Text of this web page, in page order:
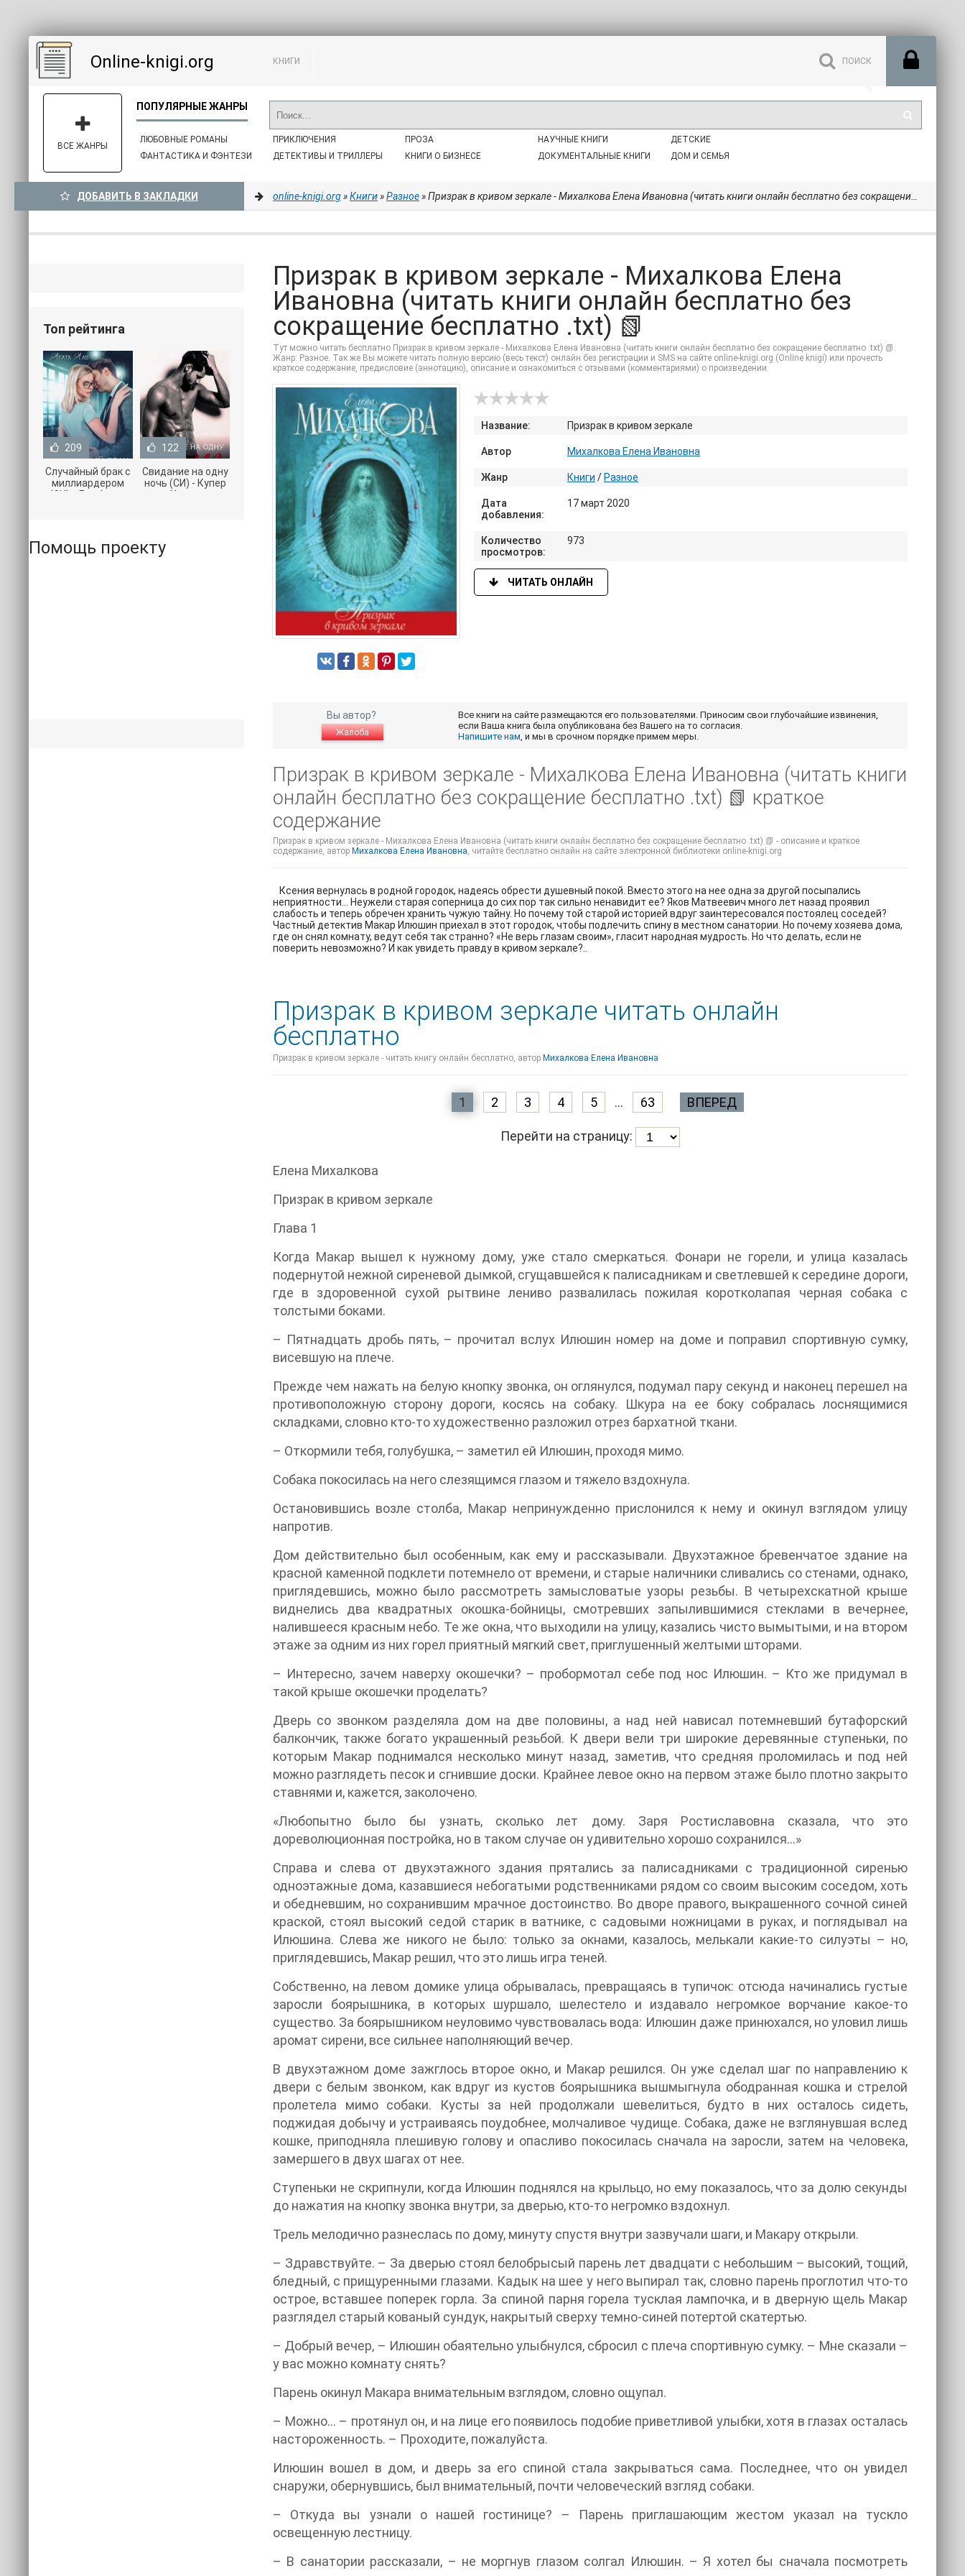
Online-knigi.org КНИГИ
ЛЮБОВНЫЕ РОМАНЫ
ФАНТАСТИКА И ФЭНТЕЗИ
ПРИКЛЮЧЕНИЯ
ДЕТЕКТИВЫ И ТРИЛЛЕРЫ
ПРОЗА
КНИГИ О БИЗНЕСЕ
НАУЧНЫЕ КНИГИ
ДОКУМЕНТАЛЬНЫЕ КНИГИ
ДЕТСКИЕ
ДОМ И СЕМЬЯ
ВСЕ ЖАНРЫ
ДОБАВИТЬ В ЗАКЛАДКИ online-knigi.org»Книги»Разное» Призрак в кривом зеркале - Михалкова Елена Ивановна (читать книги онлайн бесплатно без сокращение бесплатно .txt) 📗
Призрак в кривом зеркале - Михалкова Елена
Ивановна (читать книги онлайн бесплатно без
сокращение бесплатно .txt) 📗
Тут можно читать бесплатно Призрак в кривом зеркале - Михалкова Елена Ивановна (читать книги онлайн бесплатно без сокращение бесплатно .txt) 📗.
Жанр: Разное. Так же Вы можете читать полную версию (весь текст) онлайн без регистрации и SMS на сайте online-knigi.org (Online knigi) или прочесть
краткое содержание, предисловие (аннотацию), описание и ознакомиться с отзывами (комментариями) о произведении.
Название: Призрак в кривом зеркале
Автор Михалкова Елена Ивановна
Жанр Книги / Разное
Дата
добавления:
17 март 2020
Количество
просмотров:
973
ЧИТАТЬ ОНЛАЙН
Вы автор?
Жалоба
Все книги на сайте размещаются его пользователями. Приносим свои глубочайшие извинения,
если Ваша книга была опубликована без Вашего на то согласия.
Напишите нам, и мы в срочном порядке примем меры.
Призрак в кривом зеркале - Михалкова Елена Ивановна (читать книги
онлайн бесплатно без сокращение бесплатно .txt) 📗 краткое
содержание
Призрак в кривом зеркале - Михалкова Елена Ивановна (читать книги онлайн бесплатно без сокращение бесплатно .txt) 📗 - описание и краткое
содержание, автор Михалкова Елена Ивановна, читайте бесплатно онлайн на сайте электронной библиотеки online-knigi.org
Ксения вернулась в родной городок, надеясь обрести душевный покой. Вместо этого на нее одна за другой посыпались
неприятности… Неужели старая соперница до сих пор так сильно ненавидит ее? Яков Матвеевич много лет назад проявил
слабость и теперь обречен хранить чужую тайну. Но почему той старой историей вдруг заинтересовался постоялец соседей?
Частный детектив Макар Илюшин приехал в этот городок, чтобы подлечить спину в местном санатории. Но почему хозяева дома,
где он снял комнату, ведут себя так странно? «Не верь глазам своим», гласит народная мудрость. Но что делать, если не
поверить невозможно? И как увидеть правду в кривом зеркале?..
Призрак в кривом зеркале читать онлайн
бесплатно
Призрак в кривом зеркале - читать книгу онлайн бесплатно, автор Михалкова Елена Ивановна
1 2 3 4 5 ... 63 ВПЕРЕД
Перейти на страницу:
Елена Михалкова
Призрак в кривом зеркале
Глава 1
Когда Макар вышел к нужному дому, уже стало смеркаться. Фонари не горели, и улица казалась
подернутой нежной сиреневой дымкой, сгущавшейся к палисадникам и светлевшей к середине дороги,
где в здоровенной сухой рытвине лениво развалилась пожилая коротколапая черная собака с
толстыми боками.
– Пятнадцать дробь пять, – прочитал вслух Илюшин номер на доме и поправил спортивную сумку,
висевшую на плече.
Прежде чем нажать на белую кнопку звонка, он оглянулся, подумал пару секунд и наконец перешел на
противоположную сторону дороги, косясь на собаку. Шкура на ее боку собралась лоснящимися
складками, словно кто-то художественно разложил отрез бархатной ткани.
– Откормили тебя, голубушка, – заметил ей Илюшин, проходя мимо.
Собака покосилась на него слезящимся глазом и тяжело вздохнула.
Остановившись возле столба, Макар непринужденно прислонился к нему и окинул взглядом улицу
напротив.
Дом действительно был особенным, как ему и рассказывали. Двухэтажное бревенчатое здание на
красной каменной подклети потемнело от времени, и старые наличники сливались со стенами, однако,
приглядевшись, можно было рассмотреть замысловатые узоры резьбы. В четырехскатной крыше
виднелись два квадратных окошка-бойницы, смотревших запылившимися стеклами в вечернее,
налившееся красным небо. Те же окна, что выходили на улицу, казались чисто вымытыми, и на втором
этаже за одним из них горел приятный мягкий свет, приглушенный желтыми шторами.
– Интересно, зачем наверху окошечки? – пробормотал себе под нос Илюшин. – Кто же придумал в
такой крыше окошечки проделать?
Дверь со звонком разделяла дом на две половины, а над ней нависал потемневший бутафорский
балкончик, также богато украшенный резьбой. К двери вели три широкие деревянные ступеньки, по
которым Макар поднимался несколько минут назад, заметив, что средняя проломилась и под ней
можно разглядеть песок и сгнившие доски. Крайнее левое окно на первом этаже было плотно закрыто
ставнями и, кажется, заколочено.
«Любопытно было бы узнать, сколько лет дому. Заря Ростиславовна сказала, что это
дореволюционная постройка, но в таком случае он удивительно хорошо сохранился…»
Справа и слева от двухэтажного здания прятались за палисадниками с традиционной сиренью
одноэтажные дома, казавшиеся небогатыми родственниками рядом со своим высоким соседом, хоть
и обедневшим, но сохранившим мрачное достоинство. Во дворе правого, выкрашенного сочной синей
краской, стоял высокий седой старик в ватнике, с садовыми ножницами в руках, и поглядывал на
Илюшина. Слева же никого не было: только за окнами, казалось, мелькали какие-то силуэты – но,
приглядевшись, Макар решил, что это лишь игра теней.
Собственно, на левом домике улица обрывалась, превращаясь в тупичок: отсюда начинались густые
заросли боярышника, в которых шуршало, шелестело и издавало негромкое ворчание какое-то
существо. За боярышником неуловимо чувствовалась вода: Илюшин даже принюхался, но уловил лишь
аромат сирени, все сильнее наполняющий вечер.
В двухэтажном доме зажглось второе окно, и Макар решился. Он уже сделал шаг по направлению к
двери с белым звонком, как вдруг из кустов боярышника вышмыгнула ободранная кошка и стрелой
пролетела мимо собаки. Кусты за ней продолжали шевелиться, будто в них осталось сидеть,
поджидая добычу и устраиваясь поудобнее, молчаливое чудище. Собака, даже не взглянувшая вслед
кошке, приподняла плешивую голову и опасливо покосилась сначала на заросли, затем на человека,
замершего в двух шагах от нее.
Ступеньки не скрипнули, когда Илюшин поднялся на крыльцо, но ему показалось, что за долю секунды
до нажатия на кнопку звонка внутри, за дверью, кто-то негромко вздохнул.
Трель мелодично разнеслась по дому, минуту спустя внутри зазвучали шаги, и Макару открыли.
– Здравствуйте. – За дверью стоял белобрысый парень лет двадцати с небольшим – высокий, тощий,
бледный, с прищуренными глазами. Кадык на шее у него выпирал так, словно парень проглотил что-то
острое, вставшее поперек горла. За спиной парня горела тусклая лампочка, и в дверную щель Макар
разглядел старый кованый сундук, накрытый сверху темно-синей потертой скатертью.
– Добрый вечер, – Илюшин обаятельно улыбнулся, сбросил с плеча спортивную сумку. – Мне сказали –
у вас можно комнату снять?
Парень окинул Макара внимательным взглядом, словно ощупал.
– Можно… – протянул он, и на лице его появилось подобие приветливой улыбки, хотя в глазах осталась
настороженность. – Проходите, пожалуйста.
Илюшин вошел в дом, и дверь за его спиной стала закрываться сама. Последнее, что он увидел
снаружи, обернувшись, был внимательный, почти человеческий взгляд собаки.
– Откуда вы узнали о нашей гостинице? – Парень приглашающим жестом указал на тускло
освещенную лестницу.
– В санатории рассказали, – не моргнув глазом солгал Илюшин. – Я хотел бы сначала посмотреть
Топ рейтинга
209
Случайный брак с
миллиардером
(СИ) - Лав Агата
122
Свидание на одну
ночь (СИ) - Купер
Хелен
Помощь проекту